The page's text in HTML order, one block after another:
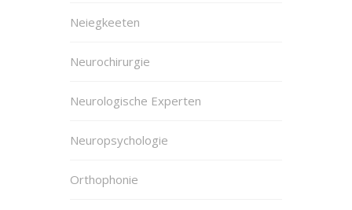
Neiegkeeten
Neurochirurgie
Neurologische Experten
Neuropsychologie
Orthophonie